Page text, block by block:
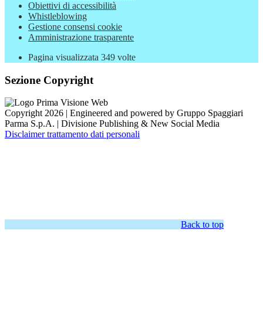
Obiettivi di accessibilità
Whistleblowing
Gestione consensi cookie
Amministrazione trasparente
Pagina visualizzata 349 volte
Sezione Copyright
Copyright 2026 | Engineered and powered by Gruppo Spaggiari
Parma S.p.A. | Divisione Publishing & New Social Media
Disclaimer trattamento dati personali
Back to top